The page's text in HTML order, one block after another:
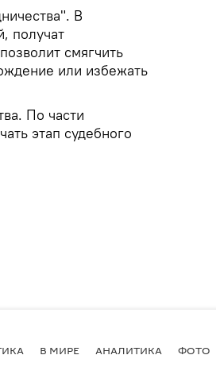
В
получат
смягчить
или избежать
По части
этап судебного
В МИРЕ АНАЛИТИКА ФОТО